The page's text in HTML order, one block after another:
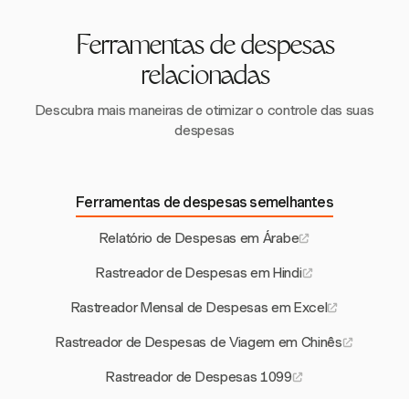
recurso é ideal para empresas em regiões de múltiplas
moedas.Ferramentas de despesas
relacionadas
Descubra mais maneiras de otimizar o controle das suas
despesas
Ferramentas de despesas semelhantes
Relatório de Despesas em Árabe
Rastreador de Despesas em Hindi
Rastreador Mensal de Despesas em Excel
Rastreador de Despesas de Viagem em Chinês
Rastreador de Despesas 1099